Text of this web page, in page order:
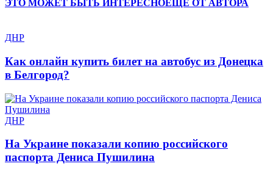
ЭТО МОЖЕТ БЫТЬ ИНТЕРЕСНО ЕЩЕ ОТ АВТОРА
ДНР
Как онлайн купить билет на автобус из Донецка
в Белгород?
ДНР
На Украине показали копию российского
паспорта Дениса Пушилина